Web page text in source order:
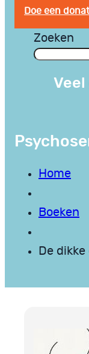
Doe een
Zoeken
Home
Boeken
De